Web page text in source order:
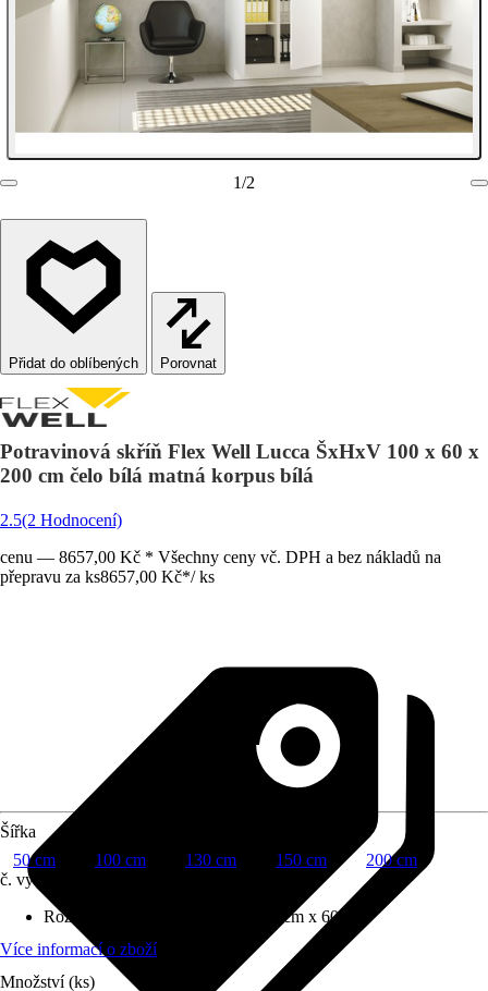
1/2
Porovnat
Potravinová skříň Flex Well Lucca ŠxHxV 100 x 60 x
200 cm čelo bílá matná korpus bílá
2.5(2 Hodnocení)
cenu — 8657,00 Kč * Všechny ceny vč. DPH a bez nákladů na
přepravu za ks8657,00 Kč*/ ks
Šířka
50 cm
100 cm 130 cm 150 cm
200 cm
č. výrobku
Rozměry (ŠxVxH)
100 cm x 200 cm x 60 cm
Více informací o zboží
Množství (ks)